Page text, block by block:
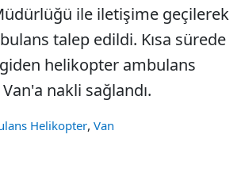
ile iletişime geçilerek
talep edildi. Kısa sürede
helikopter ambulans
nakli sağlandı.
Helikopter, Van